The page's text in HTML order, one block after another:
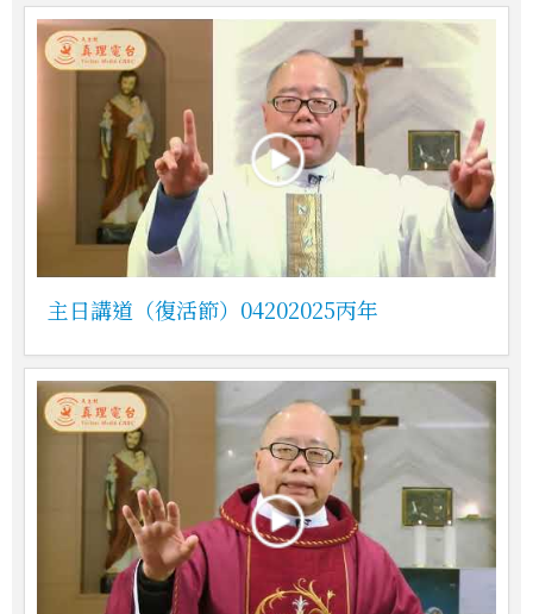
主日講道（復活節）04202025丙年